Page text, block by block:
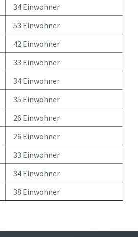
34 Einwohner
53 Einwohner
42 Einwohner
33 Einwohner
34 Einwohner
35 Einwohner
26 Einwohner
26 Einwohner
33 Einwohner
34 Einwohner
38 Einwohner